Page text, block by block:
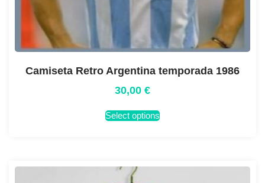
Camiseta Retro Argentina temporada 1986
30,00 €
Select options